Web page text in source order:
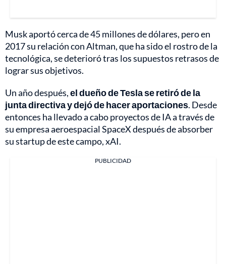
Musk aportó cerca de 45 millones de dólares, pero en
2017 su relación con Altman, que ha sido el rostro de la
tecnológica, se deterioró tras los supuestos retrasos de
lograr sus objetivos.
Un año después,el dueño de Tesla se retiró de la
junta directiva y dejó de hacer aportaciones. Desde
entonces ha llevado a cabo proyectos de IA a través de
su empresa aeroespacial SpaceX después de absorber
su startup de este campo, xAI.
PUBLICIDAD